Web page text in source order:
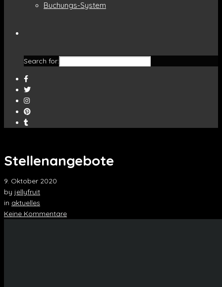
Buchungs-System
Search for:
Stellenangebote
9. Oktober 2020
by jellyfruit
in aktuelles
Keine Kommentare